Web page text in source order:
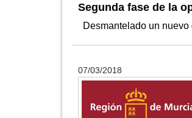
Segunda fase de la
Desmantelado un
07/03/2018